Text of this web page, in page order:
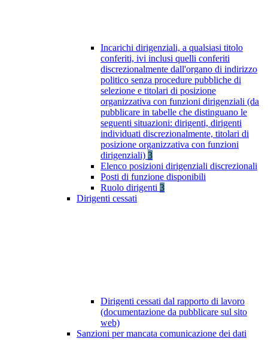
Incarichi dirigenziali, a qualsiasi titolo
conferiti, ivi inclusi quelli conferiti
discrezionalmente dall'organo di indirizzo
politico senza procedure pubbliche di
selezione e titolari di posizione
organizzativa con funzioni dirigenziali (da
pubblicare in tabelle che distinguano le
seguenti situazioni: dirigenti, dirigenti
individuati discrezionalmente, titolari di
posizione organizzativa con funzioni
dirigenziali) 3
Elenco posizioni dirigenziali discrezionali
Posti di funzione disponibili
Ruolo dirigenti 3
Dirigenti cessati
Dirigenti cessati dal rapporto di lavoro
(documentazione da pubblicare sul sito
web)
Sanzioni per mancata comunicazione dei dati